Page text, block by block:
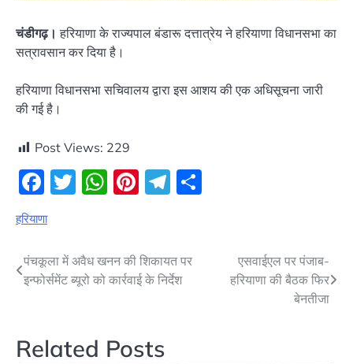
चंडीगढ़। हरियाणा के राज्यपाल बंडारू दत्तात्रेय ने हरियाणा विधानसभा का
सत्रावसान कर दिया है।
हरियाणा विधानसभा सचिवालय द्वारा इस आशय की एक अधिसूचना जारी
की गई है।
Post Views: 229
Facebook
Twitter
WhatsApp
Pinterest
Telegram
हरियाणा
Post
navigation
पंचकूला में अवैध खनन की शिकायत पर
इन्फोर्समेंट ब्यूरो को कार्रवाई के निर्देश
एसवाईएल पर पंजाब-
हरियाणा की बैठक फिर
बेनतीजा
Related Posts